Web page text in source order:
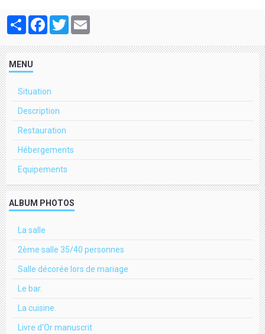
PartagerFacebook
Twitter
MENU
Situation
Description
Restauration
Hébergements
Equipements
ALBUM PHOTOS
La salle
2ème salle 35/40 personnes
Salle décorée lors de mariage
Le bar.
La cuisine.
Livre d'Or manuscrit